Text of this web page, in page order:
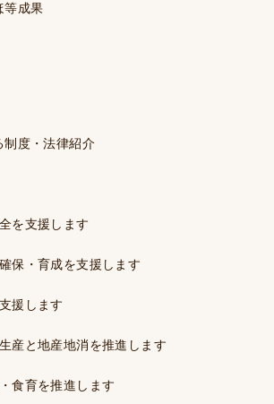
等成果
制度・法律紹介
を支援します
保・育成を支援します
援します
産と地産地消を推進します
食育を推進します